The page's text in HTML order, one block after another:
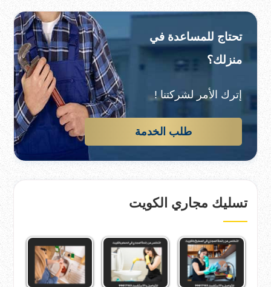
تحتاج للمساعدة في
منزلك؟
إترك الأمر لشركتنا !
طلب الخدمة
تسليك مجاري الكويت